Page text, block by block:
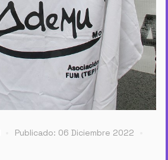
Publicado: 06 Diciembre 2022